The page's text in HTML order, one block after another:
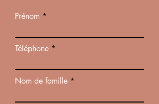
Prénom
Téléphone
Nom de famille